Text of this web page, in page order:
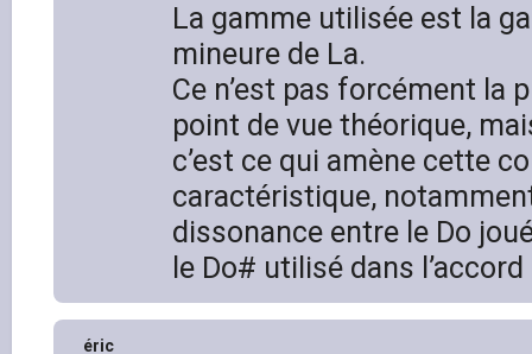
La gamme utilisée est la
mineure de La.
Ce n’est pas forcément la
point de vue théorique,
c’est ce qui amène cette
caractéristique,
dissonance entre le Do
le Do# utilisé dans
éric